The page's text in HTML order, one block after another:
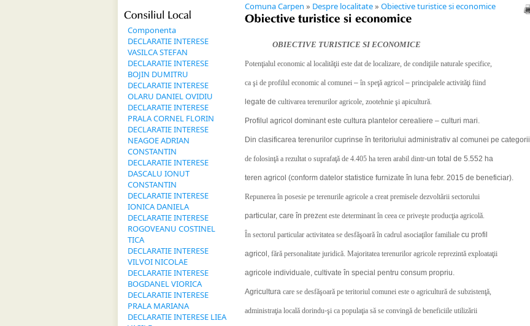
Consiliul Local
Componenta
DECLARATIE INTERESE
VASILCA STEFAN
DECLARATIE INTERESE
BOJIN DUMITRU
DECLARATIE INTERESE
OLARU DANIEL OVIDIU
DECLARATIE INTERESE
PRALA CORNEL FLORIN
DECLARATIE INTERESE
NEAGOE ADRIAN
CONSTANTIN
DECLARATIE INTERESE
DASCALU IONUT
CONSTANTIN
DECLARATIE INTERESE
IONICA DANIELA
DECLARATIE INTERESE
ROGOVEANU COSTINEL
TICA
DECLARATIE INTERESE
VILVOI NICOLAE
DECLARATIE INTERESE
BOGDANEL VIORICA
DECLARATIE INTERESE
PRALA MARIANA
DECLARATIE INTERESE LIEA
Comuna Carpen » Despre localitate» Obiective turistice si economice
Obiective turistice si economice
OBIECTIVE TURISTICE SI ECONOMICE
Potenţialul economic al localităţii este dat de localizare, de condiţiile naturale specifice,
ca şi de profilul economic al comunei – în speţă agricol – principalele activităţi fiind
legate de cultivarea terenurilor agricole, zootehnie şi apicultură.
Profilul agricol dominant este cultura plantelor cerealiere – culturi mari.
Din clasificarea terenurilor cuprinse în teritoriului administrativ al comunei pe categorii
de folosinţă a rezultat o suprafaţă de 4.405 ha teren arabil dintr-un total de 5.552 ha
teren agricol (conform datelor statistice furnizate în luna febr. 2015 de beneficiar).
Repunerea în posesie pe terenurile agricole a creat premisele dezvoltării sectorului
particular, care în prezent este determinant în ceea ce priveşte producţia agricolă.
În sectorul particular activitatea se desfăşoară în cadrul asociaţilor familiale cu profil
agricol, fără personalitate juridică. Majoritatea terenurilor agricole reprezintă exploataţii
agricole individuale, cultivate în special pentru consum propriu.
Agricultura care se desfăşoară pe teritoriul comunei este o agricultură de subzistenţă,
administraţia locală dorindu-şi ca populaţia să se convingă de beneficiile utilizării